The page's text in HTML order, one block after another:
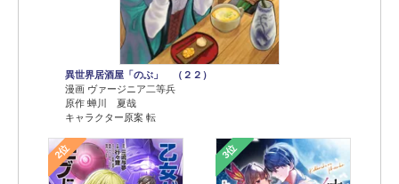
異世界居酒屋「のぶ」 （２２）
漫画 ヴァージニア二等兵
原作 蝉川 夏哉
キャラクター原案 転
2位 3位